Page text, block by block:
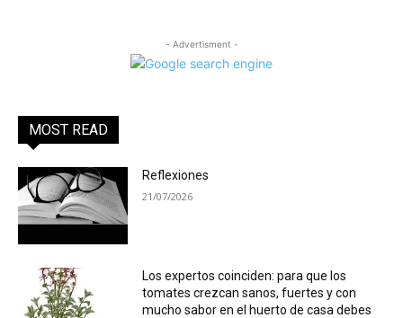
- Advertisment -
MOST READ
Reflexiones
21/07/2026
Los expertos coinciden: para que los
tomates crezcan sanos, fuertes y con
mucho sabor en el huerto de casa debes